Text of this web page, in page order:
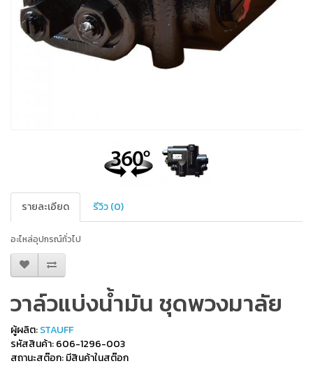
รายละเอียด รีวิว (0)
อะไหล่อุปกรณ์ทั่วไป
วาล์วแบ่งน้ำมัน ชุดพวงมาลัย
ผู้ผลิต:STAUFF
รหัสสินค้า: 606-1296-003
สถานะสต๊อก: มีสินค้าในสต๊อก